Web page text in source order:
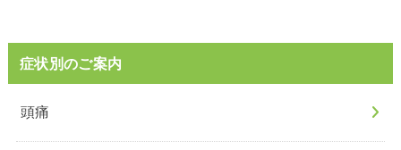
症状別のご案内
頭痛